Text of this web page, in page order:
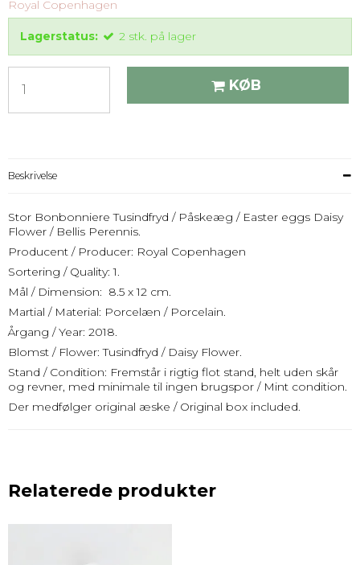
Royal Copenhagen
Lagerstatus: 2 stk. på lager
KØB
Beskrivelse
Stor Bonbonniere Tusindfryd / Påskeæg / Easter eggs Daisy
Flower / Bellis Perennis.
Producent / Producer: Royal Copenhagen
Sortering / Quality: 1.
Mål / Dimension: 8.5 x 12 cm.
Martial / Material: Porcelæn / Porcelain.
Årgang / Year: 2018.
Blomst / Flower: Tusindfryd / Daisy Flower.
Stand / Condition: Fremstår i rigtig flot stand, helt uden skår
og revner, med minimale til ingen brugspor / Mint condition.
Der medfølger original æske / Original box included.
Relaterede produkter